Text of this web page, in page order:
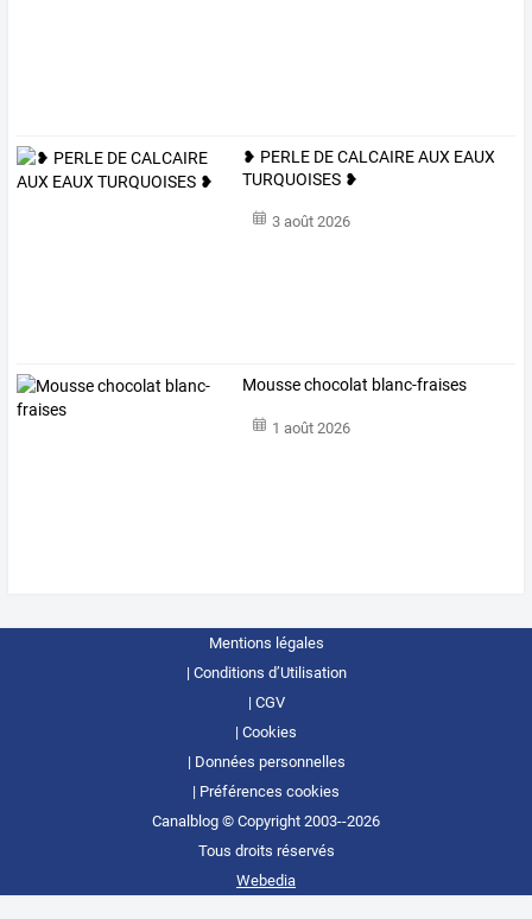
❥ PERLE DE CALCAIRE AUX EAUX
TURQUOISES ❥
3 août 2026
Mousse chocolat blanc-fraises
1 août 2026
Mentions légales
Conditions d’Utilisation
CGV
Cookies
Données personnelles
Préférences cookies
Canalblog © Copyright 2003--2026
Tous droits réservés
Webedia